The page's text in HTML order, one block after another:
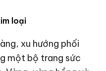
loại
xu hướng phối
một bộ trang sức